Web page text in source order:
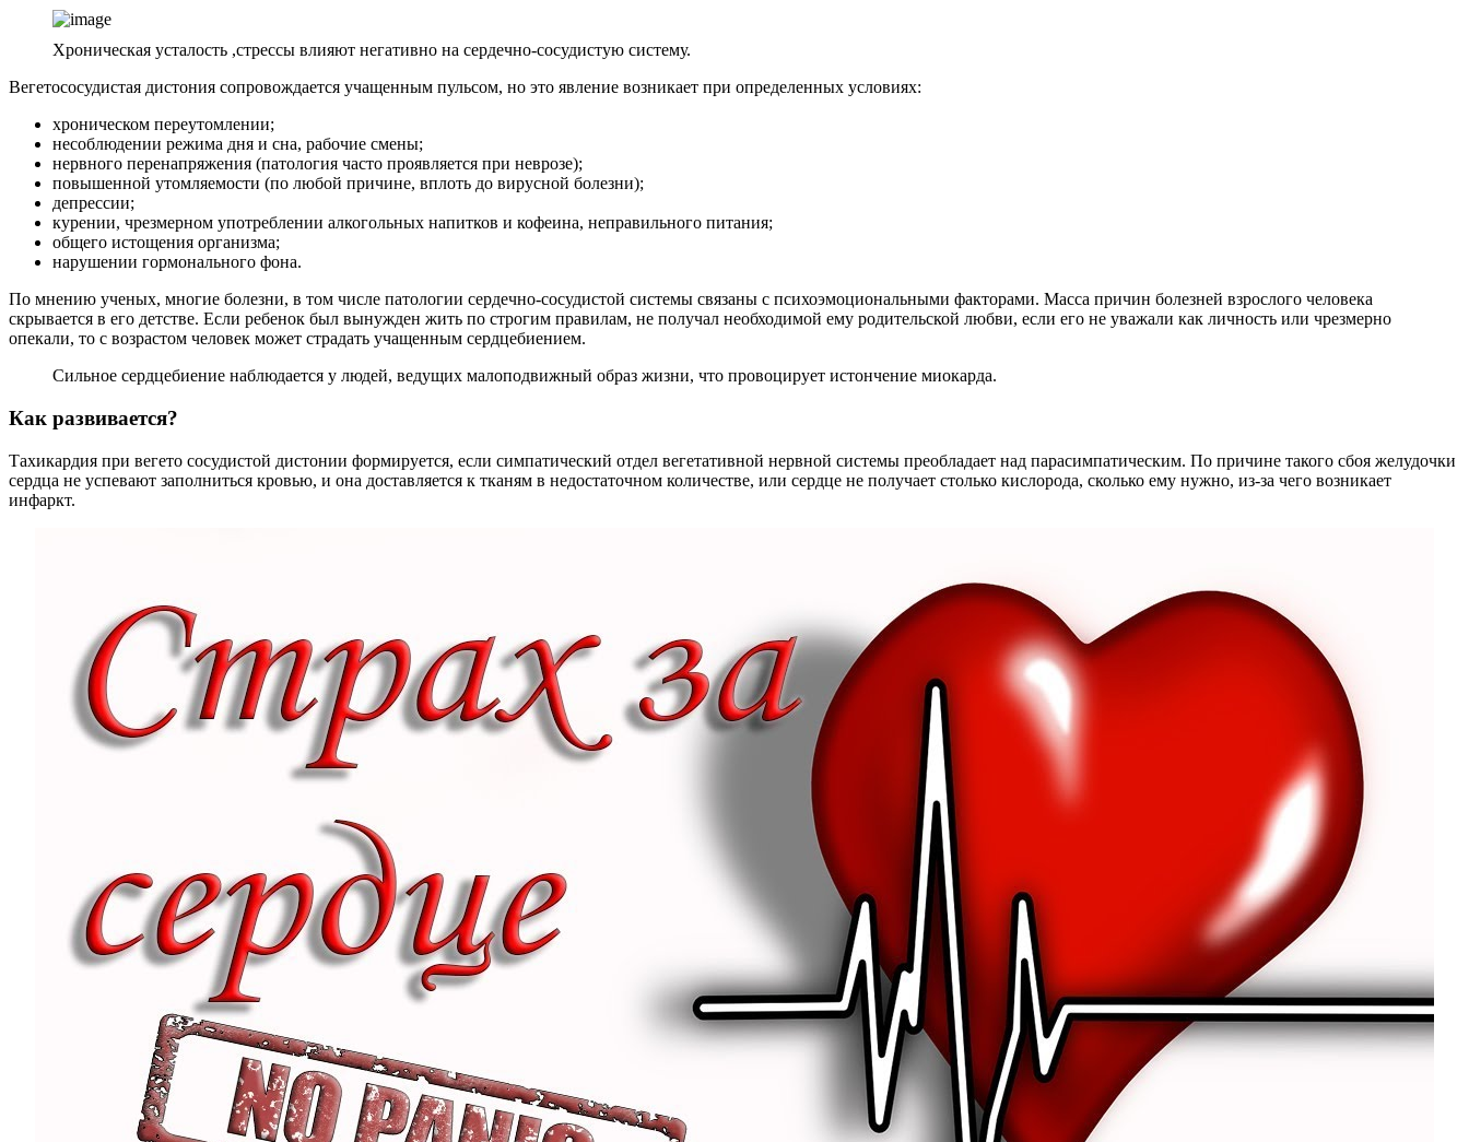
Хроническая усталость ,стрессы влияют негативно на сердечно-сосудистую систему.
Вегетососудистая дистония сопровождается учащенным пульсом, но это явление возникает при определенных условиях:
хроническом переутомлении;
несоблюдении режима дня и сна, рабочие смены;
нервного перенапряжения (патология часто проявляется при неврозе);
повышенной утомляемости (по любой причине, вплоть до вирусной болезни);
депрессии;
курении, чрезмерном употреблении алкогольных напитков и кофеина, неправильного питания;
общего истощения организма;
нарушении гормонального фона.
По мнению ученых, многие болезни, в том числе патологии сердечно-сосудистой системы связаны с психоэмоциональными факторами. Масса причин болезней взрослого человека
скрывается в его детстве. Если ребенок был вынужден жить по строгим правилам, не получал необходимой ему родительской любви, если его не уважали как личность или чрезмерно
опекали, то с возрастом человек может страдать учащенным сердцебиением.
Сильное сердцебиение наблюдается у людей, ведущих малоподвижный образ жизни, что провоцирует истончение миокарда.
Как развивается?
Тахикардия при вегето сосудистой дистонии формируется, если симпатический отдел вегетативной нервной системы преобладает над парасимпатическим. По причине такого сбоя желудочки
сердца не успевают заполниться кровью, и она доставляется к тканям в недостаточном количестве, или сердце не получает столько кислорода, сколько ему нужно, из-за чего возникает
инфаркт.